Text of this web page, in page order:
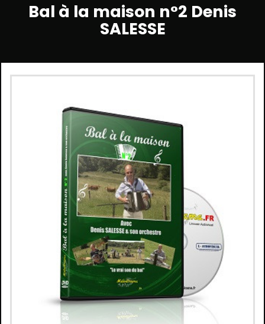
Bal à la maison n°2 Denis
SALESSE